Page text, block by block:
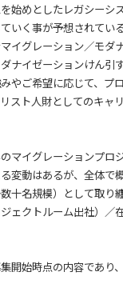
始めとしたレガシー
いく事が予想されている
イグレーション／モダ
ナイゼーションけん引
やご希望に応じて、
スト人財としてのキャ
マイグレーションプロ
変動はあるが、全体で
十名規模）として取り
ェクトルーム出社）／
開始時点の内容であり